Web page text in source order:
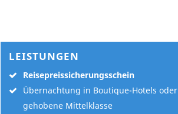
LEISTUNGEN
Reisepreissicherungsschein
Übernachtung in Boutique-Hotels oder
gehobene Mittelklasse